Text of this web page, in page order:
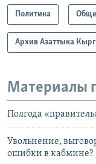
Политика
Архив Азаттыка
Материалы
Полгода
Увольнение,
ошибки в кабмине?